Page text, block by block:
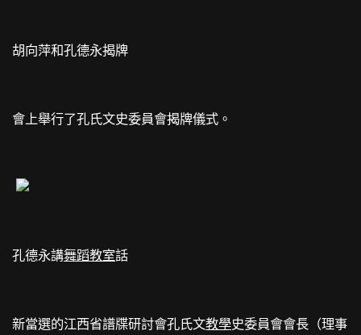
胡向萍和孔德永揭牌
會上舉行了孔氏文史委員會揭牌儀式。
孔德永講舞蹈教室話
新當選的江西省譜牒研討會孔氏文教學史委員會會長（理事